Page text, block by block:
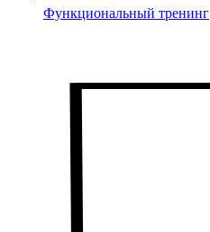
Функциональный тренинг